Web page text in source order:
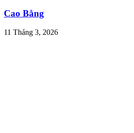
Cao Bằng
11 Tháng 3, 2026